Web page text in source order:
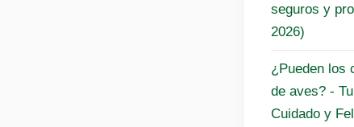
seguros y
2026)
¿Pueden los
de aves? -
Cuidado y